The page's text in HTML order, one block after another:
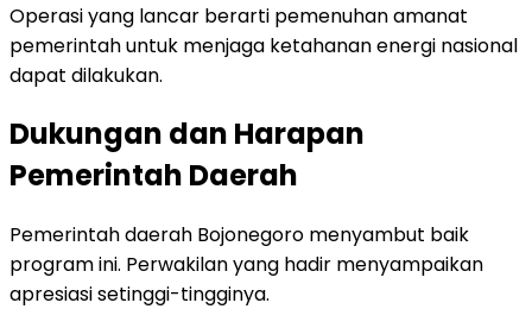
Operasi yang lancar berarti pemenuhan amanat
pemerintah untuk menjaga ketahanan energi nasional
dapat dilakukan.
Dukungan dan Harapan
Pemerintah Daerah
Pemerintah daerah Bojonegoro menyambut baik
program ini. Perwakilan yang hadir menyampaikan
apresiasi setinggi-tingginya.